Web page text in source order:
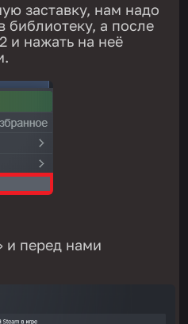
заставку, нам надо
библиотеку, а после
и нажать на неё
и перед нами